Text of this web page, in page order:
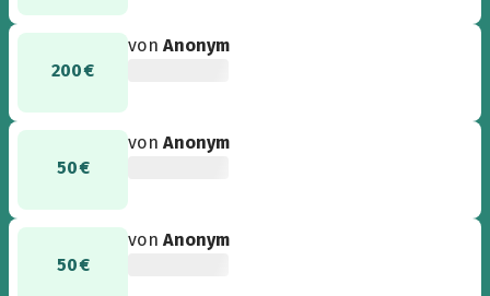
200 €
vonAnonym
50 €
vonAnonym
50 €
vonAnonym